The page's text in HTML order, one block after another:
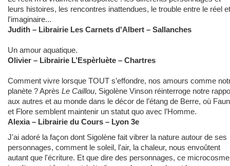
leurs histoires, les rencontres inattendues, le trouble entre le réel et
l'imaginaire...
Judith – Librairie Les Carnets d'Albert – Sallanches
Un amour aquatique.
Olivier – Librairie L’Espèrluète – Chartres
Comment vivre lorsque TOUT s’effondre, nos amours comme
planète ? Après Le Caillou, Sigolène Vinson réinterroge notre
aux autres et au monde dans le décor de l’étang de Berre, où
et Flore semblent maintenir un statut quo avec l’Homme.
Alexia – Librairie du Cours – Lyon 3e
J'ai adoré la façon dont Sigolène fait vibrer la nature autour de ses
personnages, comment le soleil, l'air, la chaleur, nous envoûtent
autant que l'écriture. Et que dire des personnages, ce microcosme